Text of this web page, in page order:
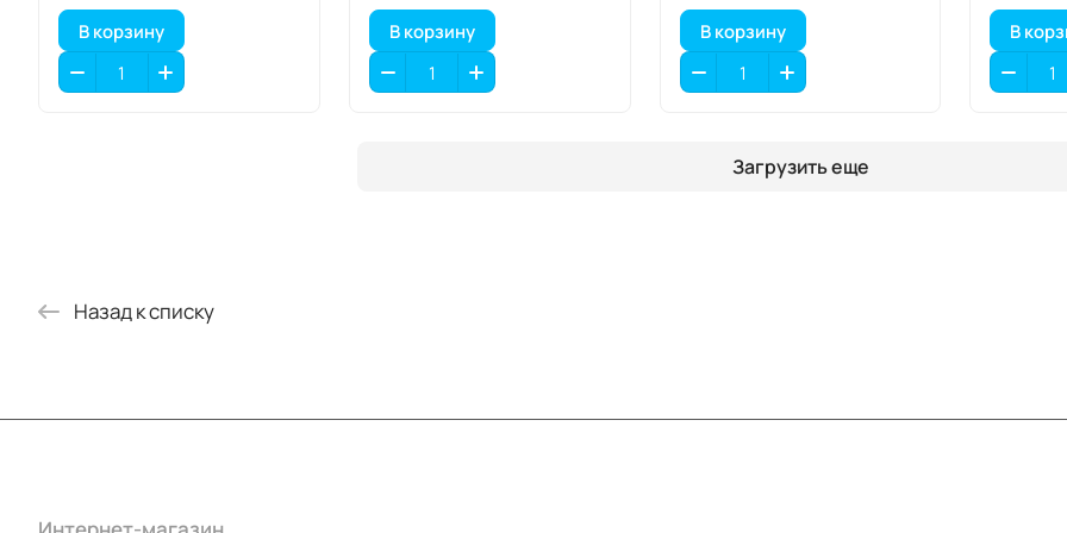
В корзину В корзину В корзину В
Загрузить еще
Назад к списку